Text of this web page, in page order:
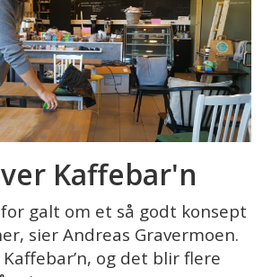
Kaffebar'n
galt om et så godt konsept
sier Andreas Gravermoen.
og det blir flere